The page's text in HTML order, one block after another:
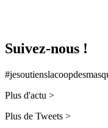
Suivez-nous !
Plus d'actu >
Plus de Tweets >